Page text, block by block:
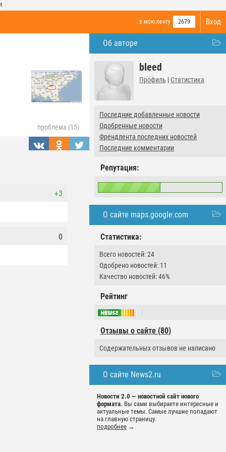
Вход
в мою ленту 2679
Об авторе
bleed
Профиль | Статистика
Последние добавленные новости
Одобренные новости
Френдлента последних новостей
Последние комментарии
Репутация:
О сайте maps.google.com
Статистика:
Всего новостей: 24
Одобрено новостей: 11
Качество новостей: 46%
Рейтинг
Отзывы о сайте (80)
Содержательных отзывов не написано
О сайте News2.ru
Новости 2.0 — новостной сайт нового
формата. Вы сами выбираете интересные и
актуальные темы. Самые лучшие попадают
на главную страницу.
подробнее →
проблема (15)
+3
0